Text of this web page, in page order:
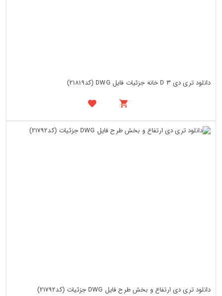
دانلود تری دی 3 D خانه جزئیات فایل DWG (کد21819)
دانلود تری دی ارتفاع و بخش طرح فایل DWG جزئیات (کد21792)